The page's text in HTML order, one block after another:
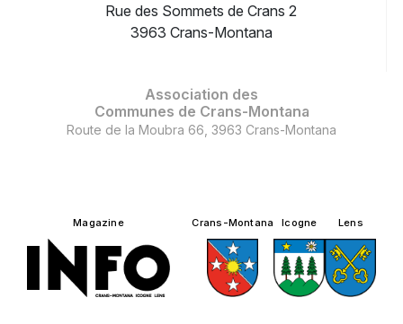
Rue des Sommets de Crans 2
3963 Crans-Montana
Association des
Communes de Crans-Montana
Route de la Moubra 66, 3963 Crans-Montana
Magazine Crans-Montana Icogne Lens